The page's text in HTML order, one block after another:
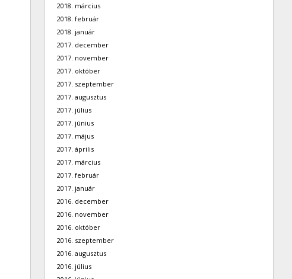
2018. március
2018. február
2018. január
2017. december
2017. november
2017. október
2017. szeptember
2017. augusztus
2017. július
2017. június
2017. május
2017. április
2017. március
2017. február
2017. január
2016. december
2016. november
2016. október
2016. szeptember
2016. augusztus
2016. július